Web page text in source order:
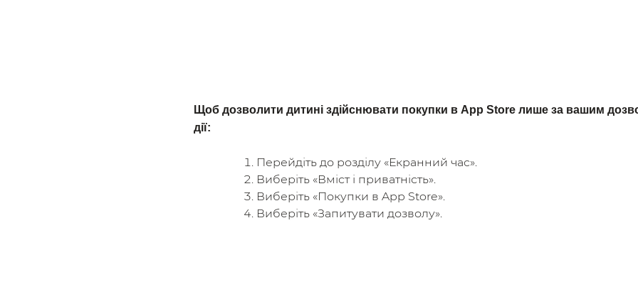
Щоб дозволити дитині здійснювати покупки в App Store лише за вашим
дії:
Перейдіть до розділу «Екранний час».
Виберіть «Вміст і приватність».
Виберіть «Покупки в App Store».
Виберіть «Запитувати дозволу».